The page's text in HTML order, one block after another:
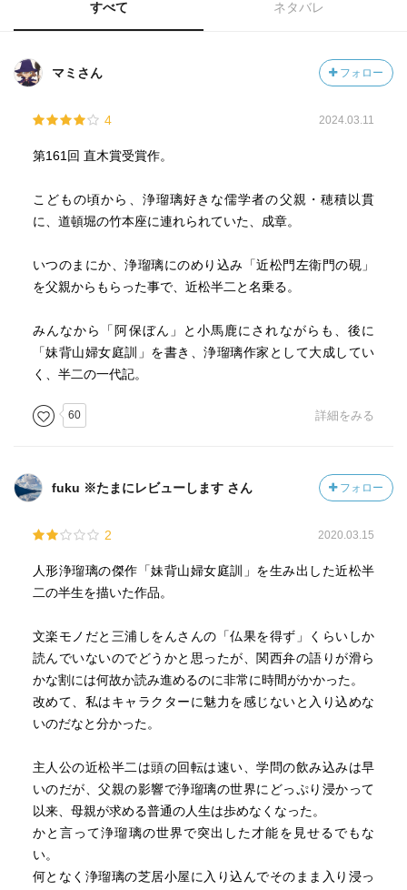
すべて ネタバレ
マミさん フォロー
4 2024.03.11
第161回 直木賞受賞作。
こどもの頃から、浄瑠璃好きな儒学者の父親・穂積以貫
に、道頓堀の竹本座に連れられていた、成章。
いつのまにか、浄瑠璃にのめり込み「近松門左衛門の硯」
を父親からもらった事で、近松半二と名乗る。
みんなから「阿保ぼん」と小馬鹿にされながらも、後に
「妹背山婦女庭訓」を書き、浄瑠璃作家として大成してい
く、半二の一代記。
60 詳細をみる
fuku ※たまにレビューします さん フォロー
2 2020.03.15
人形浄瑠璃の傑作「妹背山婦女庭訓」を生み出した近松半
二の半生を描いた作品。
文楽モノだと三浦しをんさんの「仏果を得ず」くらいしか
読んでいないのでどうかと思ったが、関西弁の語りが滑ら
かな割には何故か読み進めるのに非常に時間がかかった。
改めて、私はキャラクターに魅力を感じないと入り込めな
いのだなと分かった。
主人公の近松半二は頭の回転は速い、学問の飲み込みは早
いのだが、父親の影響で浄瑠璃の世界にどっぷり浸かって
以来、母親が求める普通の人生は歩めなくなった。
かと言って浄瑠璃の世界で突出した才能を見せるでもな
い。
何となく浄瑠璃の芝居小屋に入り込んでそのまま入り浸っ